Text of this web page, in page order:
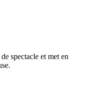
spectacle et met en